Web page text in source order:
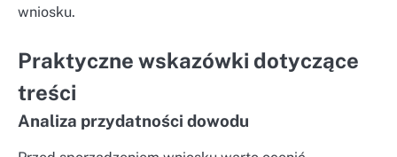
wniosku.
Praktyczne wskazówki dotyczące
treści
Analiza przydatności dowodu